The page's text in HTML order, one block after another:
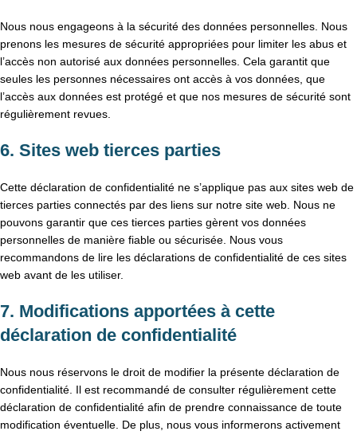
Nous nous engageons à la sécurité des données personnelles. Nous
prenons les mesures de sécurité appropriées pour limiter les abus et
l’accès non autorisé aux données personnelles. Cela garantit que
seules les personnes nécessaires ont accès à vos données, que
l’accès aux données est protégé et que nos mesures de sécurité sont
régulièrement revues.
6. Sites web tierces parties
Cette déclaration de confidentialité ne s’applique pas aux sites web de
tierces parties connectés par des liens sur notre site web. Nous ne
pouvons garantir que ces tierces parties gèrent vos données
personnelles de manière fiable ou sécurisée. Nous vous
recommandons de lire les déclarations de confidentialité de ces sites
web avant de les utiliser.
7. Modifications apportées à cette
déclaration de confidentialité
Nous nous réservons le droit de modifier la présente déclaration de
confidentialité. Il est recommandé de consulter régulièrement cette
déclaration de confidentialité afin de prendre connaissance de toute
modification éventuelle. De plus, nous vous informerons activement